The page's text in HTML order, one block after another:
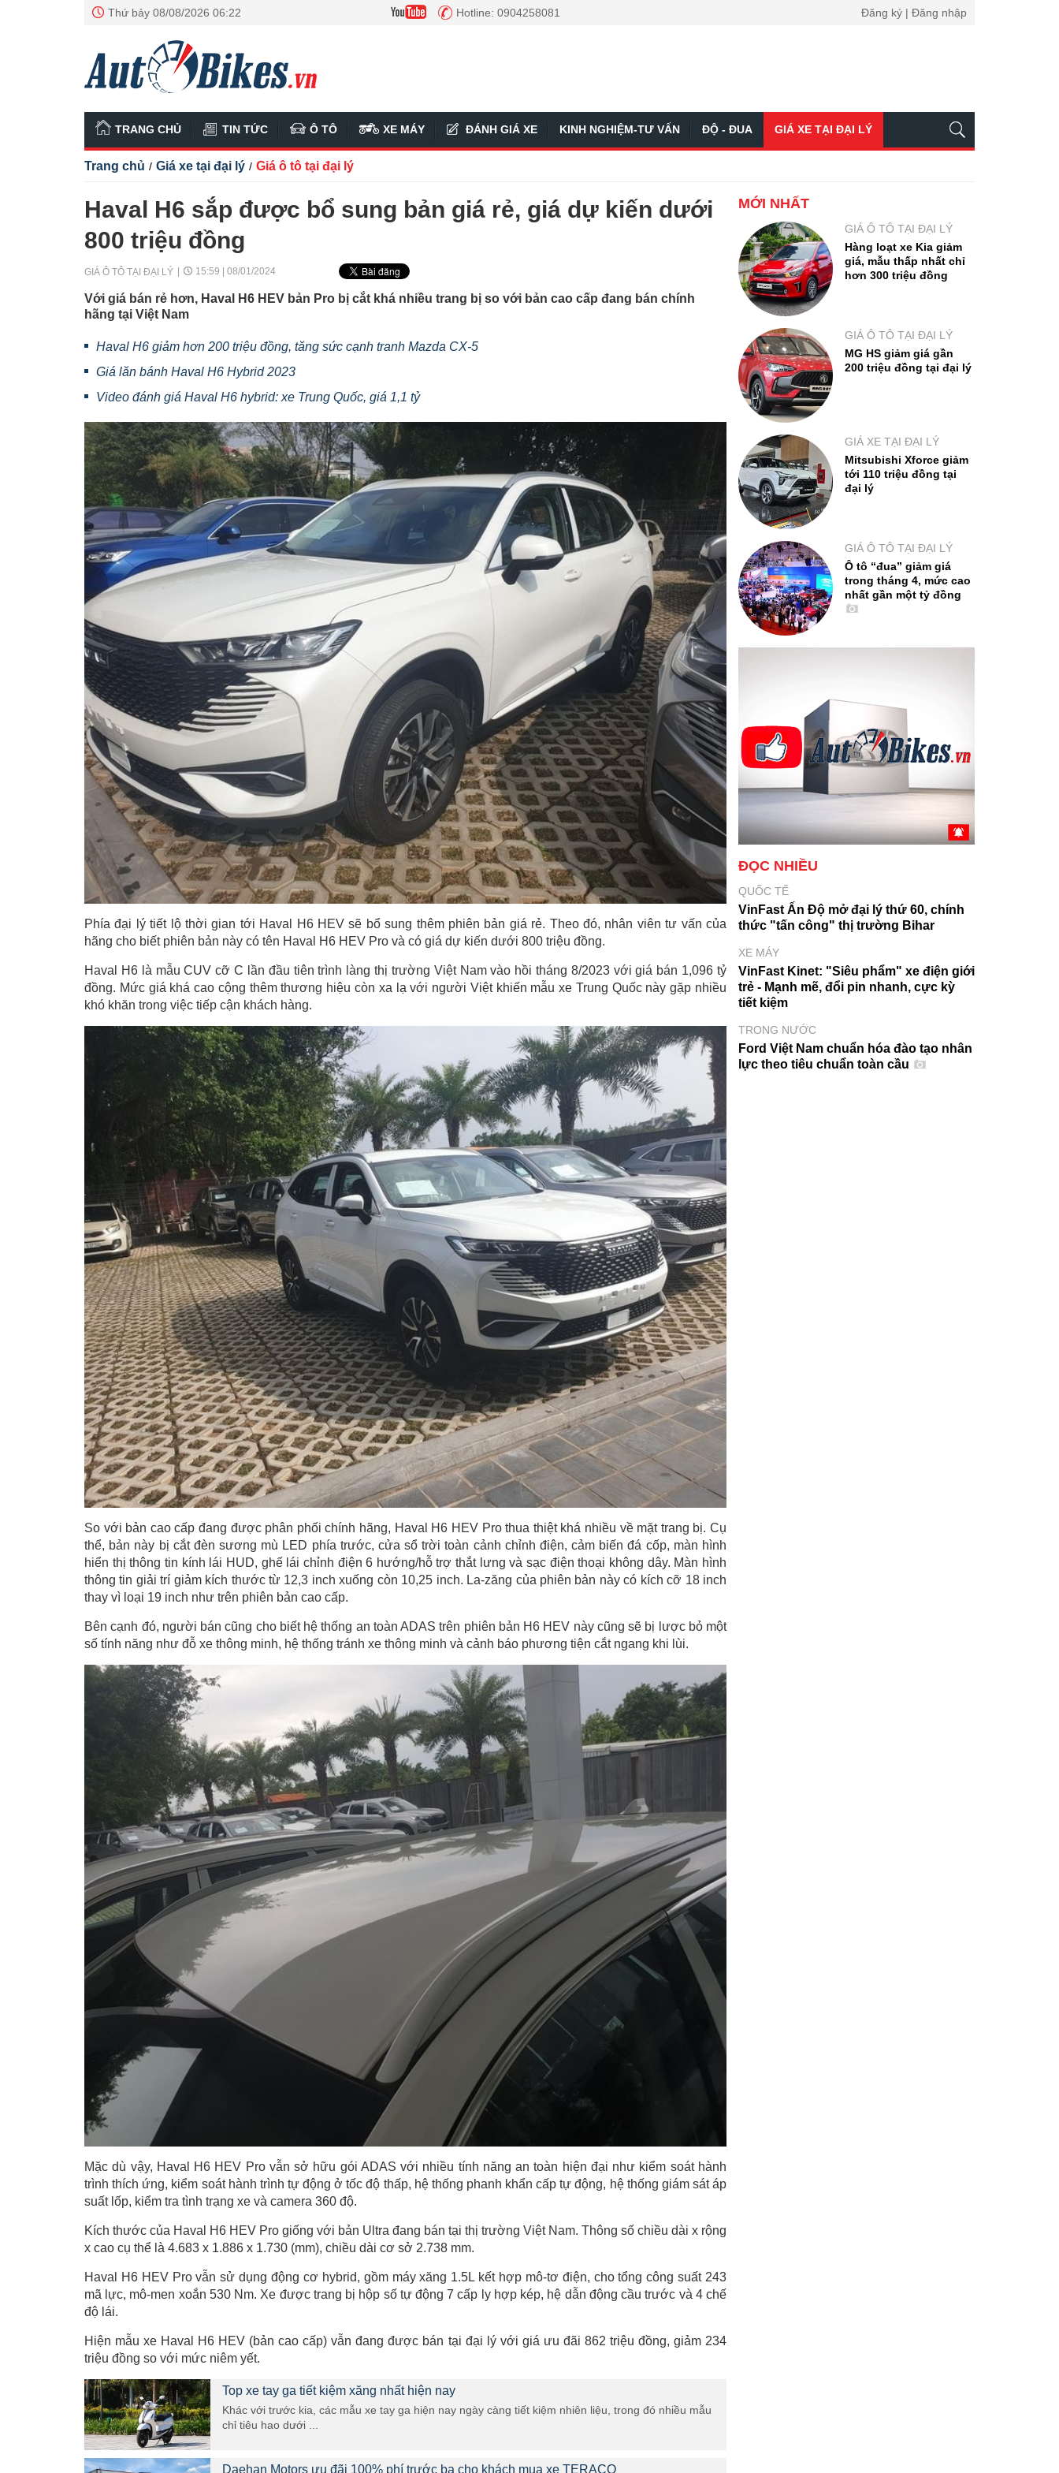
Thứ bảy 08/08/2026 06:22 Hotline: 0904258081 Đăng ký | Đăng nhập
TRANG CHỦ TIN TỨC Ô TÔ XE MÁY ĐÁNH GIÁ XE KINH NGHIỆM-TƯ VẤN ĐỘ - ĐUA GIÁ XE TẠI ĐẠI LÝ
Trang chủ / Giá xe tại đại lý / Giá ô tô tại đại lý
Haval H6 sắp được bổ sung bản giá rẻ, giá dự kiến dưới
800 triệu đồng
GIÁ Ô TÔ TẠI ĐẠI LÝ 15:59 | 08/01/2024
Với giá bán rẻ hơn, Haval H6 HEV bản Pro bị cắt khá nhiều trang bị so với bản cao cấp đang bán chính
hãng tại Việt Nam
Haval H6 giảm hơn 200 triệu đồng, tăng sức cạnh tranh Mazda CX-5
Giá lăn bánh Haval H6 Hybrid 2023
Video đánh giá Haval H6 hybrid: xe Trung Quốc, giá 1,1 tỷ
Phía đại lý tiết lộ thời gian tới Haval H6 HEV sẽ bổ sung thêm phiên bản giá rẻ. Theo đó, nhân viên tư vấn của
hãng cho biết phiên bản này có tên Haval H6 HEV Pro và có giá dự kiến dưới 800 triệu đồng.
Haval H6 là mẫu CUV cỡ C lần đầu tiên trình làng thị trường Việt Nam vào hồi tháng 8/2023 với giá bán 1,096 tỷ
đồng. Mức giá khá cao cộng thêm thương hiệu còn xa lạ với người Việt khiến mẫu xe Trung Quốc này gặp nhiều
khó khăn trong việc tiếp cận khách hàng.
So với bản cao cấp đang được phân phối chính hãng, Haval H6 HEV Pro thua thiệt khá nhiều về mặt trang bị. Cụ
thể, bản này bị cắt đèn sương mù LED phía trước, cửa sổ trời toàn cảnh chỉnh điện, cảm biến đá cốp, màn hình
hiển thị thông tin kính lái HUD, ghế lái chỉnh điện 6 hướng/hỗ trợ thắt lưng và sạc điện thoại không dây. Màn hình
thông tin giải trí giảm kích thước từ 12,3 inch xuống còn 10,25 inch. La-zăng của phiên bản này có kích cỡ 18 inch
thay vì loại 19 inch như trên phiên bản cao cấp.
Bên cạnh đó, người bán cũng cho biết hệ thống an toàn ADAS trên phiên bản H6 HEV này cũng sẽ bị lược bỏ một
số tính năng như đỗ xe thông minh, hệ thống tránh xe thông minh và cảnh báo phương tiện cắt ngang khi lùi.
Mặc dù vậy, Haval H6 HEV Pro vẫn sở hữu gói ADAS với nhiều tính năng an toàn hiện đại như kiểm soát hành
trình thích ứng, kiểm soát hành trình tự động ở tốc độ thấp, hệ thống phanh khẩn cấp tự động, hệ thống giám sát áp
suất lốp, kiểm tra tình trạng xe và camera 360 độ.
Kích thước của Haval H6 HEV Pro giống với bản Ultra đang bán tại thị trường Việt Nam. Thông số chiều dài x rộng
x cao cụ thể là 4.683 x 1.886 x 1.730 (mm), chiều dài cơ sở 2.738 mm.
Haval H6 HEV Pro vẫn sử dụng động cơ hybrid, gồm máy xăng 1.5L kết hợp mô-tơ điện, cho tổng công suất 243
mã lực, mô-men xoắn 530 Nm. Xe được trang bị hộp số tự động 7 cấp ly hợp kép, hệ dẫn động cầu trước và 4 chế
độ lái.
Hiện mẫu xe Haval H6 HEV (bản cao cấp) vẫn đang được bán tại đại lý với giá ưu đãi 862 triệu đồng, giảm 234
triệu đồng so với mức niêm yết.
Top xe tay ga tiết kiệm xăng nhất hiện nay
Khác với trước kia, các mẫu xe tay ga hiện nay ngày càng tiết kiệm nhiên liệu, trong đó nhiều mẫu
chỉ tiêu hao dưới ...
Daehan Motors ưu đãi 100% phí trước bạ cho khách mua xe TERACO
MỚI NHẤT
GIÁ Ô TÔ TẠI ĐẠI LÝ
Hàng loạt xe Kia giảm
giá, mẫu thấp nhất chỉ
hơn 300 triệu đồng
GIÁ Ô TÔ TẠI ĐẠI LÝ
MG HS giảm giá gần
200 triệu đồng tại đại lý
GIÁ XE TẠI ĐẠI LÝ
Mitsubishi Xforce giảm
tới 110 triệu đồng tại
đại lý
GIÁ Ô TÔ TẠI ĐẠI LÝ
Ô tô “đua” giảm giá
trong tháng 4, mức cao
nhất gần một tỷ đồng
ĐỌC NHIỀU
QUỐC TẾ
VinFast Ấn Độ mở đại lý thứ 60, chính
thức "tấn công" thị trường Bihar
XE MÁY
VinFast Kinet: "Siêu phẩm" xe điện giới
trẻ - Mạnh mẽ, đổi pin nhanh, cực kỳ
tiết kiệm
TRONG NƯỚC
Ford Việt Nam chuẩn hóa đào tạo nhân
lực theo tiêu chuẩn toàn cầu